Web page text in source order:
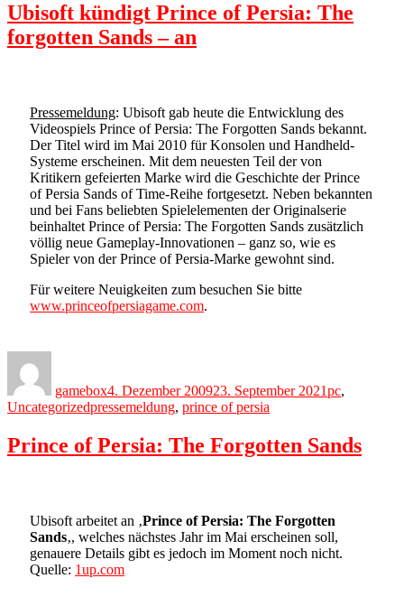
Ubisoft kündigt Prince of Persia: The
forgotten Sands – an
Pressemeldung: Ubisoft gab heute die Entwicklung des
Videospiels Prince of Persia: The Forgotten Sands bekannt.
Der Titel wird im Mai 2010 für Konsolen und Handheld-
Systeme erscheinen. Mit dem neuesten Teil der von
Kritikern gefeierten Marke wird die Geschichte der Prince
of Persia Sands of Time-Reihe fortgesetzt. Neben bekannten
und bei Fans beliebten Spielelementen der Originalserie
beinhaltet Prince of Persia: The Forgotten Sands zusätzlich
völlig neue Gameplay-Innovationen – ganz so, wie es
Spieler von der Prince of Persia-Marke gewohnt sind.
Für weitere Neuigkeiten zum besuchen Sie bitte
www.princeofpersiagame.com.
gamebox4. Dezember 200923. September 2021pc,
UncategorizedTags
pressemeldung, prince of persia
Prince of Persia: The Forgotten Sands
Ubisoft arbeitet an ‚Prince of Persia: The Forgotten
Sands‚, welches nächstes Jahr im Mai erscheinen soll,
genauere Details gibt es jedoch im Moment noch nicht.
Quelle: 1up.com